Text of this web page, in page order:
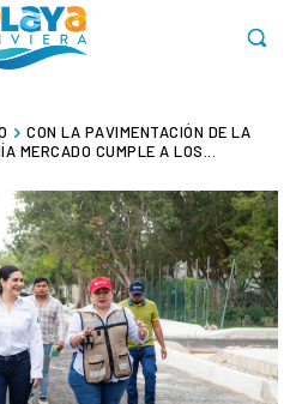
CON LA PAVIMENTACIÓN DE LA
MERCADO CUMPLE A LOS...